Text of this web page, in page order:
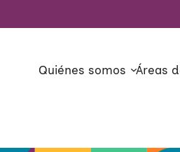
Quiénes somos Áreas